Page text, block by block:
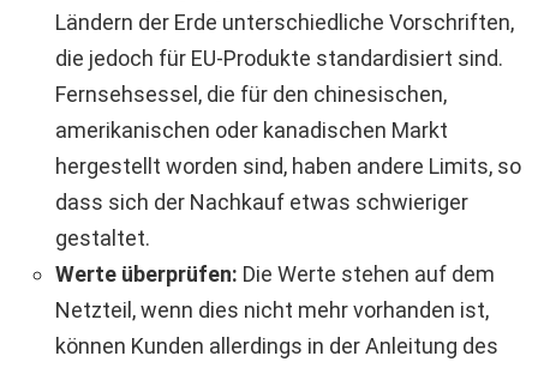
Ländern der Erde unterschiedliche Vorschriften,
die jedoch für EU-Produkte standardisiert sind.
Fernsehsessel, die für den chinesischen,
amerikanischen oder kanadischen Markt
hergestellt worden sind, haben andere Limits, so
dass sich der Nachkauf etwas schwieriger
gestaltet.
Werte überprüfen: Die Werte stehen auf dem
Netzteil, wenn dies nicht mehr vorhanden ist,
können Kunden allerdings in der Anleitung des